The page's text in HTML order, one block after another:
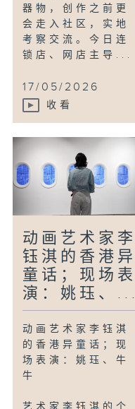
器物，创作之前更
会走入社区，实地
考察交流。今日连
锁店、网店主导...
17/05/2026
收看
动画艺术家李
钰淇的香港异
童话；现场表
演：姚珏、...
动画艺术家李钰淇
的香港异童话；现
场表演：姚珏、牛
牛